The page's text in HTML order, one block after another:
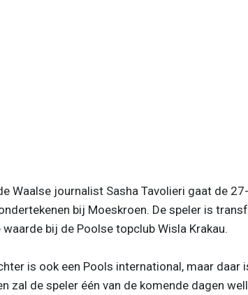
Waalse journalist Sasha Tavolieri gaat de
bij Moeskroen. De speler is
waarde bij de Poolse topclub Wisla Krakau.
is ook een Pools international, maar daar
zal de speler één van de komende dagen